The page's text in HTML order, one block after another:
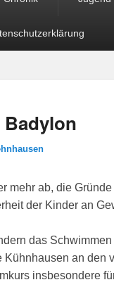
mehr ab, die Gründe
der Kinder an
das Schwimmen
Kühnhausen an den
insbesondere